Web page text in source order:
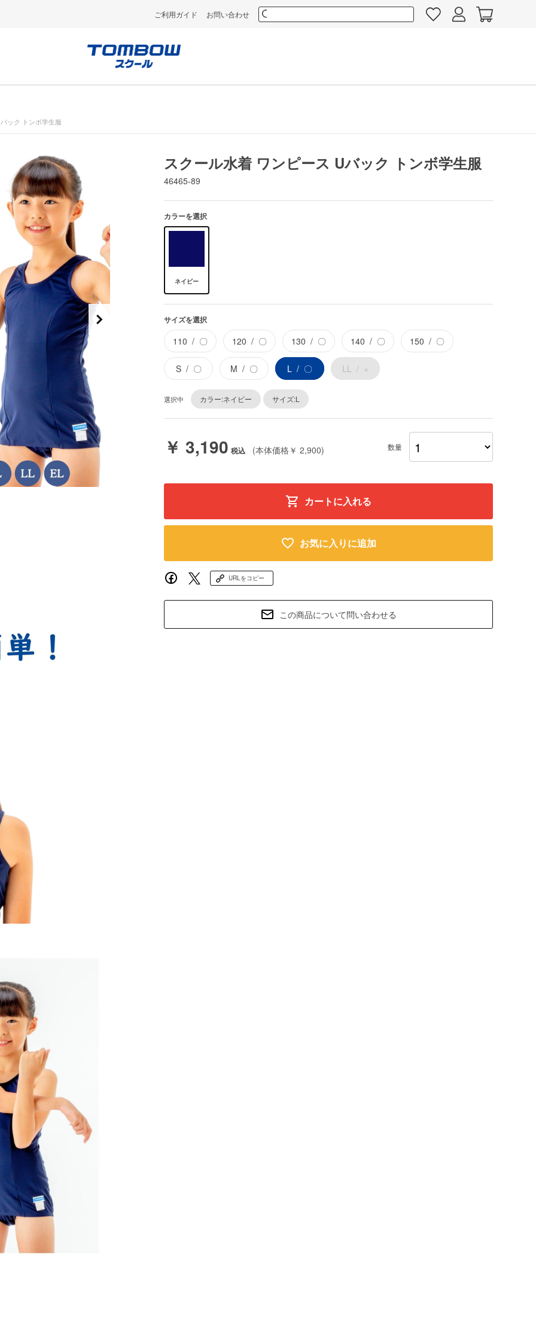
ご利用ガイド お問い合わせ
ック トンボ学生服
スクール水着 ワンピース Uバック トンボ学生服
46465-89
カラーを選択
ネイビー
サイズを選択
110 〇 120 〇 130 〇 140 〇 150 〇
S 〇 M 〇 L 〇 LL ×
選択中 カラー:ネイビー サイズ:L
￥ 3,190 (本体価格￥ 2,900) 数量
カートに入れる
お気に入りに追加
URLをコピー
この商品について問い合わせる